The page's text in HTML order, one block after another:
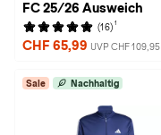
FC 25/26 Ausweich
(16) 1
CHF 65,99 UVP CHF 109,95
Sale Nachhaltig